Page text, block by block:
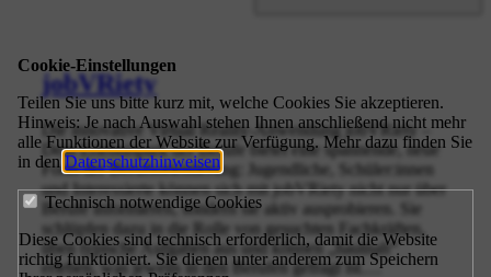
Cookie-Einstellungen
Teilen Sie uns bitte kurz mit, welche Cookies Sie akzeptieren.
Hinweis: Je nach Auswahl stehen Ihnen anschließend nicht mehr
alle Funktionen der Website zur Verfügung. Mehr dazu finden Sie
in den Datenschutzhinweisen
Technisch notwendige Cookies
Diese Cookies sind technisch erforderlich, damit die Website
richtig funktioniert. Sie dienen unter anderem zum Speichern
jobVRiety
Die innovative Virtual Reality-Anwendung jobVRiety –
Dein Erlebnispark der Berufe bietet eine spannende, neue
Form der Berufsorientierung: Jugendliche, Schüler:innen
und Interessierte können sich mit jobVRiety nicht nur über
Berufe informieren, sondern sie aktiv ausprobieren. Sie
schlüpfen dazu in die Rolle von gesuchten Fachkräften,
üben typische Aufgaben aus und können „hautnah“
erleben, was jeweils in den Berufen gefragt ist.…